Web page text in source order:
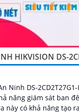
HIKVISION DS-
Ninh DS-
năng giám sát ban